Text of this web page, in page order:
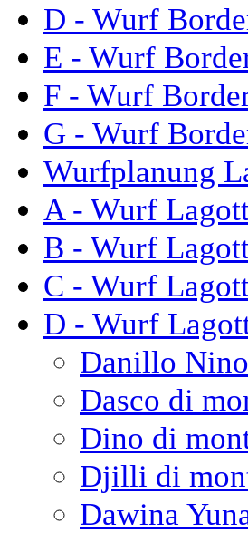
D - Wurf
E - Wurf
F - Wurf
G - Wurf
Wurfplanung
A - Wurf
B - Wurf
C - Wurf
D - Wurf
Danillo
Dasco di
Dino di
Djilli di
Dawina